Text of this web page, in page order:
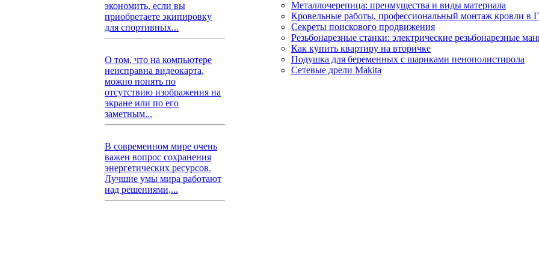
экономить, если вы
приобретаете экипировку
для спортивных...
О том, что на компьютере
неисправна видеокарта,
можно понять по
отсутствию изображения на
экране или по его
заметным...
В современном мире очень
важен вопрос сохранения
энергетических ресурсов.
Лучшие умы мира работают
над решениями,...
Металлочерепица: преимущества и виды материала
Кровельные работы, профессиональный монтаж кровли в
Секреты поискового продвижения
Резьбонарезные станки: электрические резьбонарезные
Как купить квартиру на вторичке
Подушка для беременных с шариками пенополистирола
Сетевые дрели Makita